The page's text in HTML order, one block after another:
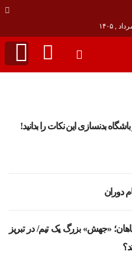
بدنسازی این نکات را بدانید!
«جهش» بزرگ یک تیم/ در تبریز